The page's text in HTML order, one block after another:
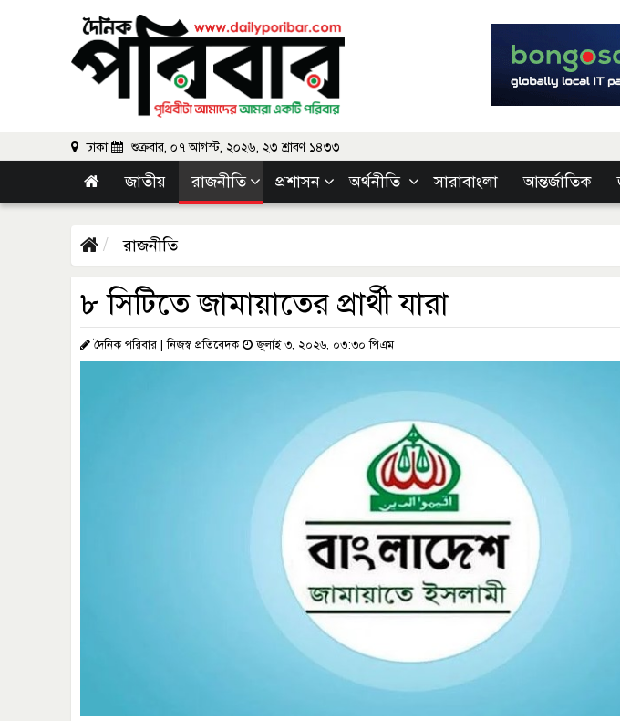
ঢাকা শুক্রবার, ০৭ আগস্ট, ২০২৬, ২৩ শ্রাবণ ১৪৩৩
জাতীয় রাজনীতি প্রশাসন অর্থনীতি সারাবাংলা আন্তর্জাতিক
রাজনীতি
৮ সিটিতে জামায়াতের প্রার্থী যারা
দৈনিক পরিবার | নিজস্ব প্রতিবেদক জুলাই ৩, ২০২৬, ০৩:৩০ পিএম